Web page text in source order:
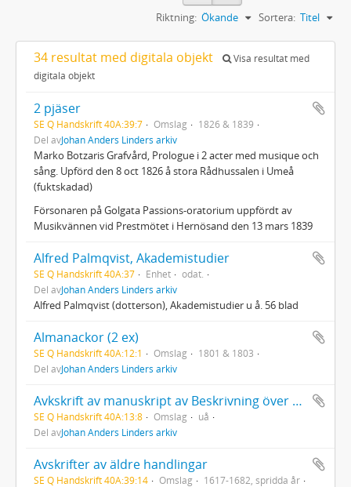
Sortera: Titel
Riktning: Ökande
34 resultat med digitala objekt
Visa resultat med
digitala objekt
2 pjäser
SE Q Handskrift 40A:39:7 Omslag
1826 & 1839
Del avJohan Anders Linders arkiv
Marko Botzaris Grafvård, Prologue i 2 acter med musique och
sång. Upförd den 8 oct 1826 å stora Rådhussalen i Umeå
(fuktskadad)
Försonaren på Golgata Passions-oratorium uppfördt av
Musikvännen vid Prestmötet i Hernösand den 13 mars 1839
Alfred Palmqvist, Akademistudier
SE Q Handskrift 40A:37 Enhet
odat.
Del avJohan Anders Linders arkiv
Alfred Palmqvist (dotterson), Akademistudier u å. 56 blad
Almanackor (2 ex)
SE Q Handskrift 40A:12:1 Omslag
1801 & 1803
Del avJohan Anders Linders arkiv
Avkskrift av manuskript av Beskrivning över Umeå socken
SE Q Handskrift 40A:13:8 Omslag
uå
Del avJohan Anders Linders arkiv
Avskrifter av äldre handlingar
SE Q Handskrift 40A:39:14 Omslag
1617-1682, spridda år